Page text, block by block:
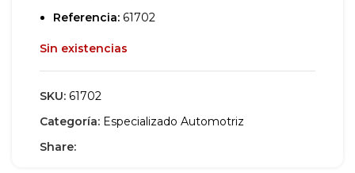
Referencia: 61702
Sin existencias
SKU: 61702
Categoría: Especializado Automotriz
Share: